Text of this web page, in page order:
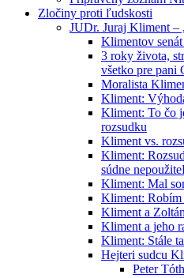
Zločiny proti ľudskosti
JUDr. Juraj Kliment –
Klimentov
3 roky života,
všetko pre pani
Moralista
Kliment:
Kliment: To čo
rozsudku
Kliment vs.
Kliment:
súdne
Kliment: Mal
Kliment: Robím
Kliment a
Kliment a jeho
Kliment: Stále
Hejteri sudcu
Peter Tóth